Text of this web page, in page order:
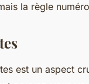
la règle
est un aspect